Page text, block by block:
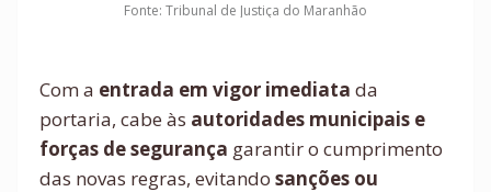
Fonte: Tribunal de Justiça do Maranhão
Com a entrada em vigor imediata da
portaria, cabe às autoridades municipais e
forças de segurança garantir o cumprimento
das novas regras, evitando sanções ou